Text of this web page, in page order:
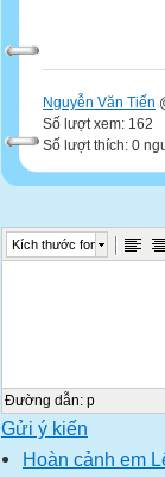
Nguyễn Văn Tiến
Số lượt xem: 162
Số lượt thích: 0
Kích thước font
Đường dẫn: p
Gửi ý kiến
Hoàn cảnh em